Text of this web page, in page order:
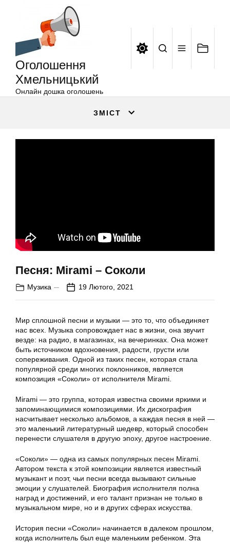
Оголошення
Хмельницький
Онлайн дошка оголошень
ЗМІСТ
Песня: Mirami – Соколи
Музика 19 Лютого, 2021
Мир сплошной песни и музыки — это то, что объединяет
нас всех. Музыка сопровождает нас в жизни, она звучит
везде: на радио, в магазинах, на вечеринках. Она может
быть источником вдохновения, радости, грусти или
сопереживания. Одной из таких песен, которая стала
популярной среди многих поклонников, является
композиция «Соколи» от исполнителя Mirami.
Mirami — это группа, которая известна своими яркими и
запоминающимися композициями. Их дискография
насчитывает несколько альбомов, а каждая песня в ней —
это маленький литературный шедевр, который способен
перенести слушателя в другую эпоху, другое настроение.
«Соколи» — одна из самых популярных песен Mirami.
Автором текста к этой композиции является известный
музыкант и поэт, чьи песни всегда вызывают сильные
эмоции у слушателей. Биография исполнителя полна
наград и достижений, и его талант признан не только в
музыкальном мире, но и в других сферах искусства.
История песни «Соколи» начинается в далеком прошлом,
когда исполнитель был еще маленьким ребенком. Эта